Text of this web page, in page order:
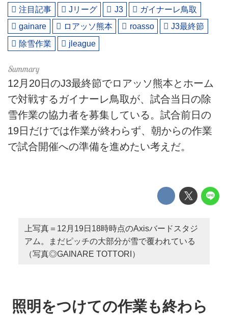
注目記事 Jリーグ J3
ガイナーレ鳥取
gainare
ロアッソ熊本 roasso
J3最終節
除雪作業
jleague
12月20日のJ3最終節でロアッソ熊本とホーム
で対戦するガイナーレ鳥取が、試合当日の除
雪作業の協力者を募集している。試合前日の
19日だけでは作業が終わらず、朝からの作業
で試合開催への準備を進めたい考えだ。
上写真＝12月19日18時時点のAxisバードスタジ
アム。まだピッチの大部分が雪で覆われている
（写真◎GAINARE TOTTORI）
照明をつけての作業も終わら